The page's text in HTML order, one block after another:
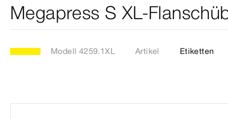
Megapress S XL-
Modell 4259.1XL Artikel Etiketten